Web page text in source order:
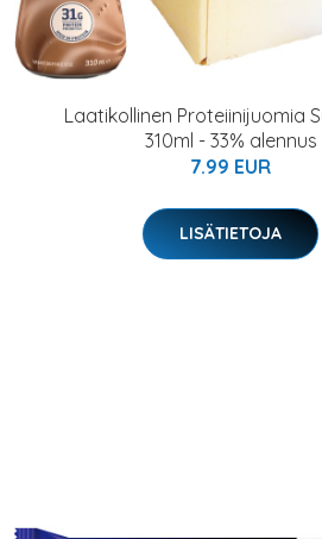
Laatikollinen Proteiinijuomia
310ml - 33% alennus
7.99 EUR
LISÄTIETOJA